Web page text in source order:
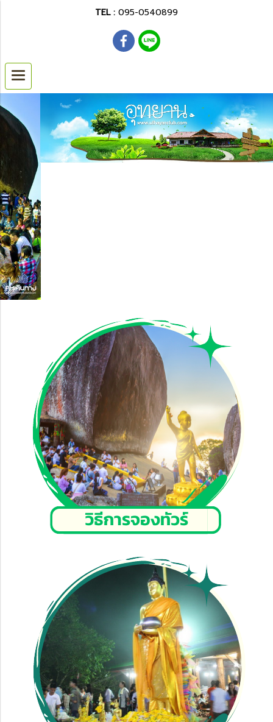
TEL : 095-0540899